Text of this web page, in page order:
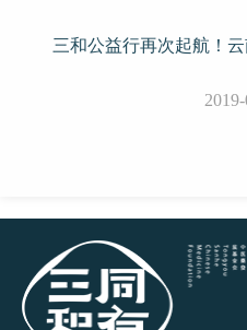
三和公益行再次起航！